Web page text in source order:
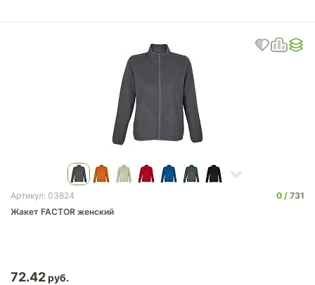
Артикул: 03824 0
731
Жакет FACTOR женский
72.42